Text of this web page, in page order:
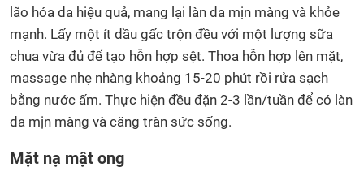
lão hóa da hiệu quả, mang lại làn da mịn màng và khỏe
mạnh. Lấy một ít dầu gấc trộn đều với một lượng sữa
chua vừa đủ để tạo hỗn hợp sệt. Thoa hỗn hợp lên mặt,
massage nhẹ nhàng khoảng 15-20 phút rồi rửa sạch
bằng nước ấm. Thực hiện đều đặn 2-3 lần/tuần để có làn
da mịn màng và căng tràn sức sống.
Mặt nạ mật ong